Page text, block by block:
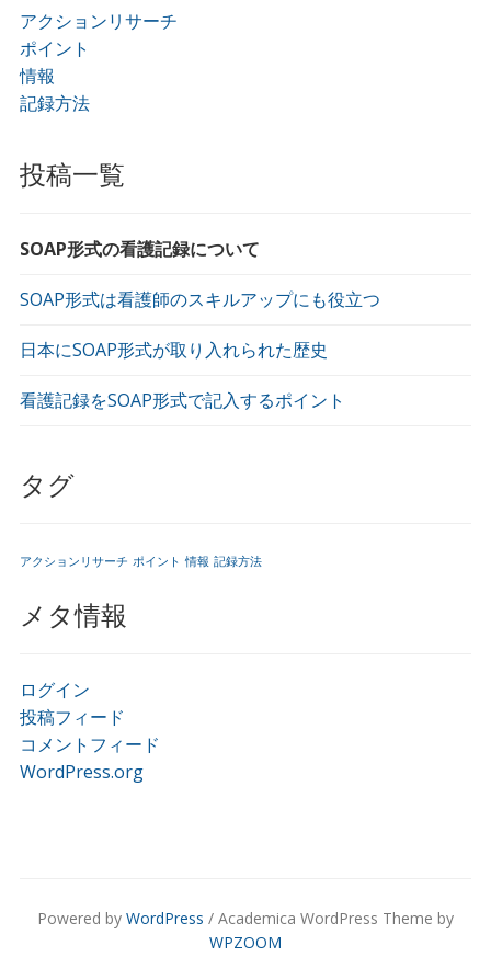
アクションリサーチ
ポイント
情報
記録方法
投稿一覧
SOAP形式の看護記録について
SOAP形式は看護師のスキルアップにも役立つ
日本にSOAP形式が取り入れられた歴史
看護記録をSOAP形式で記入するポイント
タグ
アクションリサーチ ポイント 情報 記録方法
メタ情報
ログイン
投稿フィード
コメントフィード
WordPress.org
Powered by WordPress / Academica WordPress Theme by
WPZOOM